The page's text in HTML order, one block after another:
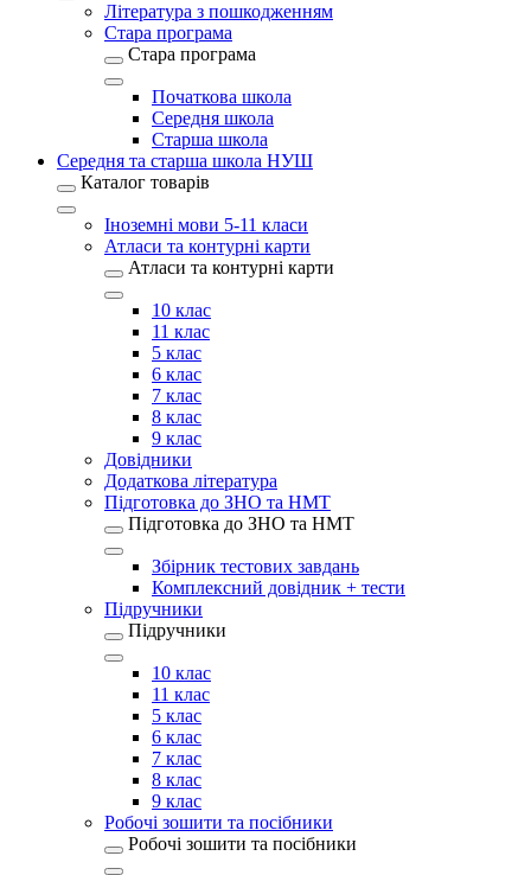
Література з пошкодженням
Стара програма
Стара програма
Початкова школа
Середня школа
Старша школа
Середня та старша школа НУШ
Каталог товарів
Іноземні мови 5-11 класи
Атласи та контурні карти
Атласи та контурні карти
10 клас
11 клас
5 клас
6 клас
7 клас
8 клас
9 клас
Довідники
Додаткова література
Підготовка до ЗНО та НМТ
Підготовка до ЗНО та НМТ
Збірник тестових завдань
Комплексний довідник + тести
Підручники
Підручники
10 клас
11 клас
5 клас
6 клас
7 клас
8 клас
9 клас
Робочі зошити та посібники
Робочі зошити та посібники